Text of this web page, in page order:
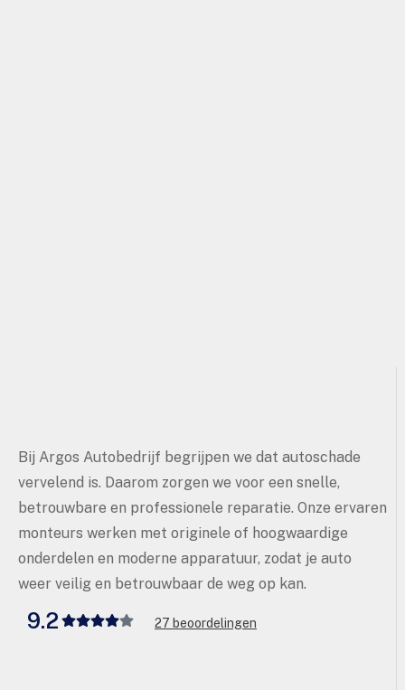
Bij Argos Autobedrijf begrijpen we dat autoschade
vervelend is. Daarom zorgen we voor een snelle,
betrouwbare en professionele reparatie. Onze ervaren
monteurs werken met originele of hoogwaardige
onderdelen en moderne apparatuur, zodat je auto
weer veilig en betrouwbaar de weg op kan.
9.2 27 beoordelingen